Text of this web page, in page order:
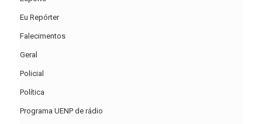
Eu Repórter
Falecimentos
Geral
Policial
Política
Programa UENP de rádio